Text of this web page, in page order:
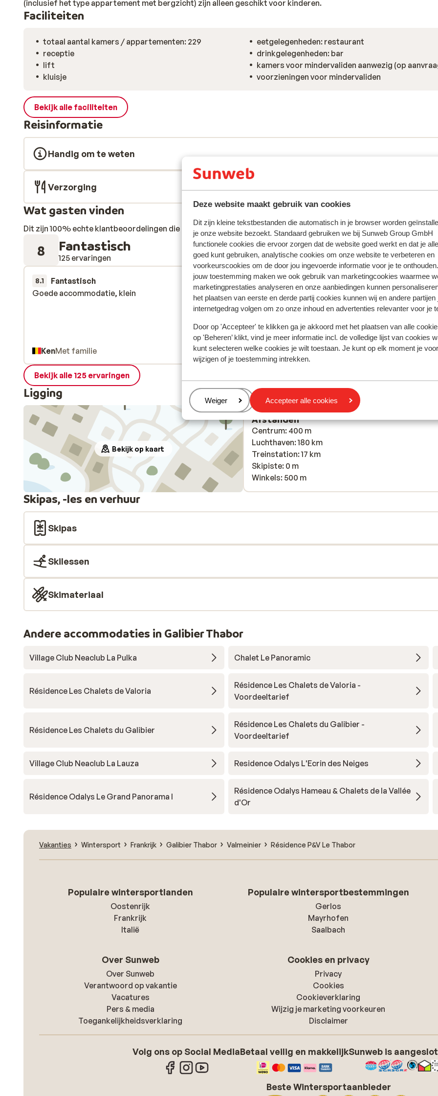
Deze website maakt gebruik van cookies
Dit zijn kleine tekstbestanden die automatisch in je browser worden
je onze website bezoekt. Standaard gebruiken we bij Sunweb Group GmbH
functionele cookies die ervoor zorgen dat de website goed werkt en dat je
goed kunt gebruiken, analytische cookies om onze website te verbeteren en
voorkeurscookies om de door jou ingevoerde informatie voor je te
jouw toestemming maken we ook gebruik van marketingcookies waarmee
marketingprestaties analyseren en onze aanbiedingen kunnen
het plaatsen van eerste en derde partij cookies kunnen wij en andere partijen
internetgedrag volgen om zo onze inhoud en advertenties relevanter voor je
Door op 'Accepteer' te klikken ga je akkoord met het plaatsen van alle
op 'Beheren’ klikt, vind je meer informatie incl. de volledige lijst van cookies
kunt selecteren welke cookies je wilt toestaan. Je kunt op elk moment je
wijzigen of je toestemming intrekken.
Beheren
Weiger Accepteer alle cookies
(inclusief het type appartement met bergzicht) zijn alleen geschikt voor kinderen.
Faciliteiten
totaal aantal kamers / appartementen: 229
receptie
lift
kluisje
eetgelegenheden: restaurant
drinkgelegenheden: bar
kamers voor mindervaliden aanwezig (op
voorzieningen voor mindervaliden
Bekijk alle faciliteiten
Reisinformatie
Handig om te weten
Verzorging
Wat gasten vinden
Dit zijn 100% echte klantbeoordelingen die hun ervaring met ons product oprecht weergeven. Meer over reviews
8 Fantastisch
125 ervaringen Meest geboekt door met
8.1 Fantastisch
6 apr. 2026
Goede accommodatie, klein
Goede accommodatie, klein
KenMet familie
8.9 Fantastisch
4 apr.
Het appartement lag vlak bij de skipiste, wat
als je wil skiën. Het was een goed appartement.
het kan altijd iets netter, maar best het was best
aanvaardbaar.
Het appartement lag vlak bij de skipiste, wat
als je wil skiën. Het was een goed appartement.
het kan altijd iets netter, maar best het was best
aanvaardbaar.
AnoniemMet partner
Bekijk alle 125 ervaringen
Ligging
Bekijk op kaart
Afstanden
Centrum: 400 m
Luchthaven: 180 km
Treinstation: 17 km
Skipiste: 0 m
Winkels: 500 m
Skipas, -les en verhuur
Skipas
Skilessen
Skimateriaal
Andere accommodaties in Galibier Thabor
Village Club Neaclub La Pulka Chalet Le Panoramic
Résidence Les Chalets de Valoria
Résidence Les Chalets de Valoria -
Voordeeltarief
Résidence Les Chalets du Galibier
Résidence Les Chalets du Galibier -
Voordeeltarief
Village Club Neaclub La Lauza Residence Odalys L'Ecrin des Neiges
Résidence Odalys Le Grand Panorama I
Résidence Odalys Hameau & Chalets de la Vallée
d'Or
Vakanties Wintersport Frankrijk Galibier Thabor Valmeinier Résidence P&V Le Thabor
Populaire wintersportlanden
Oostenrijk
Frankrijk
Italië
Populaire wintersportbestemmingen
Gerlos
Mayrhofen
Saalbach
Over Sunweb
Over Sunweb
Verantwoord op vakantie
Vacatures
Pers & media
Toegankelijkheidsverklaring
Cookies en privacy
Privacy
Cookies
Cookieverklaring
Wijzig je marketing voorkeuren
Disclaimer
Volg ons op Social MediaBetaal veilig en makkelijkSunweb is
Beste Wintersportaanbieder